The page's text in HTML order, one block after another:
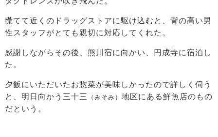
慌てて近くのドラッグストアに駆け込むと、背の高い男
性スタッフがとても親切に対応してくれた。
感謝しながらその後、熊川宿に向かい、円成寺に宿泊し
た。
夕飯にいただいたお惣菜が美味しかったので詳しく伺う
と、明日向かう三十三
（みそみ） 地区にある鮮魚店のもの
だという。